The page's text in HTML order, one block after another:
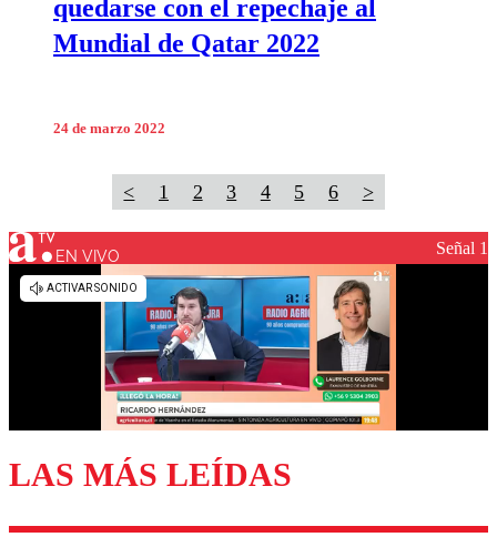
quedarse con el repechaje al
Mundial de Qatar 2022
24 de marzo 2022
< 1 2 3 4 5 6 >
EN VIVO Señal 1
LAS MÁS LEÍDAS